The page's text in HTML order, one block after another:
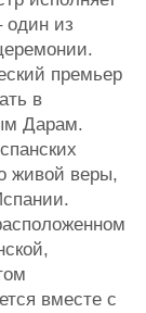
один из
премьер
в
Дарам.
живой веры,
вместе с